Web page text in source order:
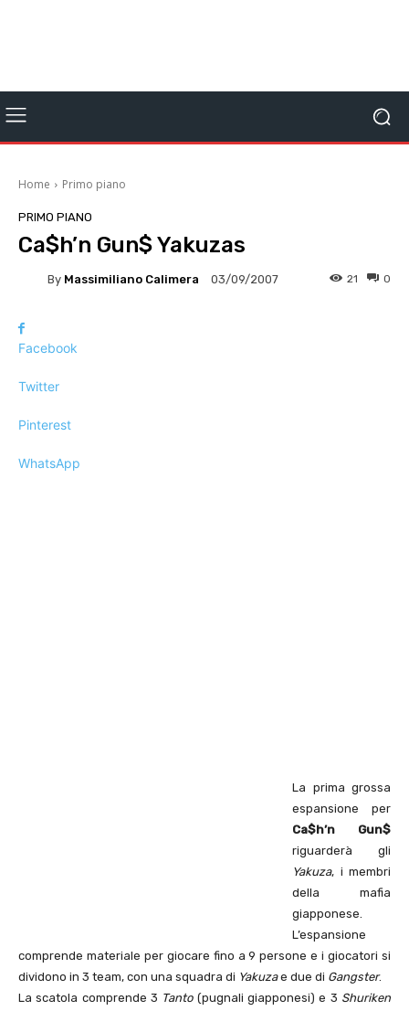
Home Primo piano
PRIMO PIANO
Ca$h’n Gun$ Yakuzas
By Massimiliano Calimera 03/09/2007 0
21
Facebook
Twitter
Pinterest
WhatsApp
La prima grossa
espansione per
Ca$h’n Gun$
riguarderà gli
Yakuza, i membri
della mafia
giapponese.
L’espansione
comprende materiale per giocare fino a 9 persone e i giocatori si
dividono in 3 team, con una squadra di Yakuzae due di Gangster.
La scatola comprende 3 Tanto(pugnali giapponesi) e 3 Shuriken